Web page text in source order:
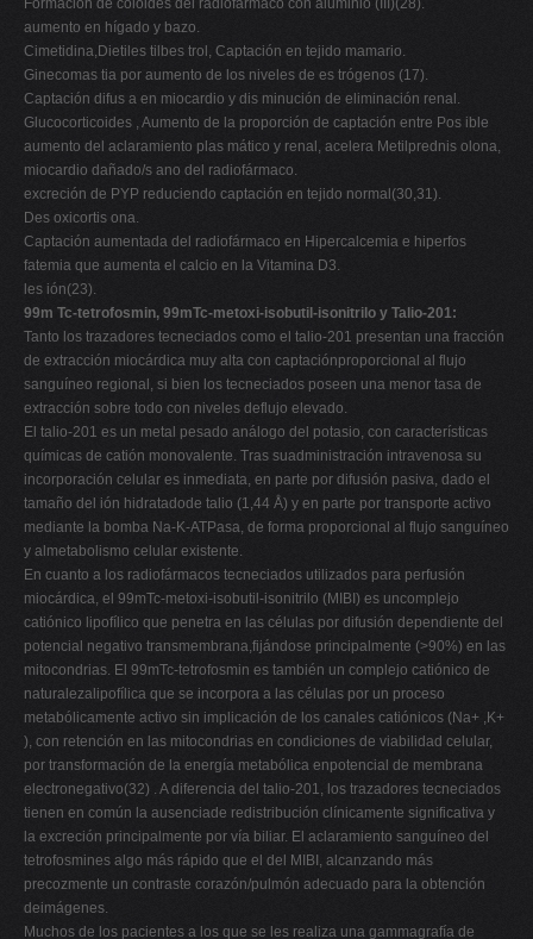
Formación de coloides del radiofármaco con aluminio (III)(28).
aumento en hígado y bazo.
Cimetidina,Dietiles tilbes trol, Captación en tejido mamario.
Ginecomas tia por aumento de los niveles de es trógenos (17).
Captación difus a en miocardio y dis minución de eliminación renal.
Glucocorticoides , Aumento de la proporción de captación entre Pos ible
aumento del aclaramiento plas mático y renal, acelera Metilprednis olona,
miocardio dañado/s ano del radiofármaco.
excreción de PYP reduciendo captación en tejido normal(30,31).
Des oxicortis ona.
Captación aumentada del radiofármaco en Hipercalcemia e hiperfos
fatemia que aumenta el calcio en la Vitamina D3.
les ión(23).
99m Tc-tetrofosmin, 99mTc-metoxi-isobutil-isonitrilo y Talio-201:
Tanto los trazadores tecneciados como el talio-201 presentan una fracción
de extracción miocárdica muy alta con captaciónproporcional al flujo
sanguíneo regional, si bien los tecneciados poseen una menor tasa de
extracción sobre todo con niveles deflujo elevado.
El talio-201 es un metal pesado análogo del potasio, con características
químicas de catión monovalente. Tras suadministración intravenosa su
incorporación celular es inmediata, en parte por difusión pasiva, dado el
tamaño del ión hidratadode talio (1,44 Å) y en parte por transporte activo
mediante la bomba Na-K-ATPasa, de forma proporcional al flujo sanguíneo
y almetabolismo celular existente.
En cuanto a los radiofármacos tecneciados utilizados para perfusión
miocárdica, el 99mTc-metoxi-isobutil-isonitrilo (MIBI) es uncomplejo
catiónico lipofílico que penetra en las células por difusión dependiente del
potencial negativo transmembrana,fijándose principalmente (>90%) en las
mitocondrias. El 99mTc-tetrofosmin es también un complejo catiónico de
naturalezalipofílica que se incorpora a las células por un proceso
metabólicamente activo sin implicación de los canales catiónicos (Na+ ,K+
), con retención en las mitocondrias en condiciones de viabilidad celular,
por transformación de la energía metabólica enpotencial de membrana
electronegativo(32) . A diferencia del talio-201, los trazadores tecneciados
tienen en común la ausenciade redistribución clínicamente significativa y
la excreción principalmente por vía biliar. El aclaramiento sanguíneo del
tetrofosmines algo más rápido que el del MIBI, alcanzando más
precozmente un contraste corazón/pulmón adecuado para la obtención
deimágenes.
Muchos de los pacientes a los que se les realiza una gammagrafía de